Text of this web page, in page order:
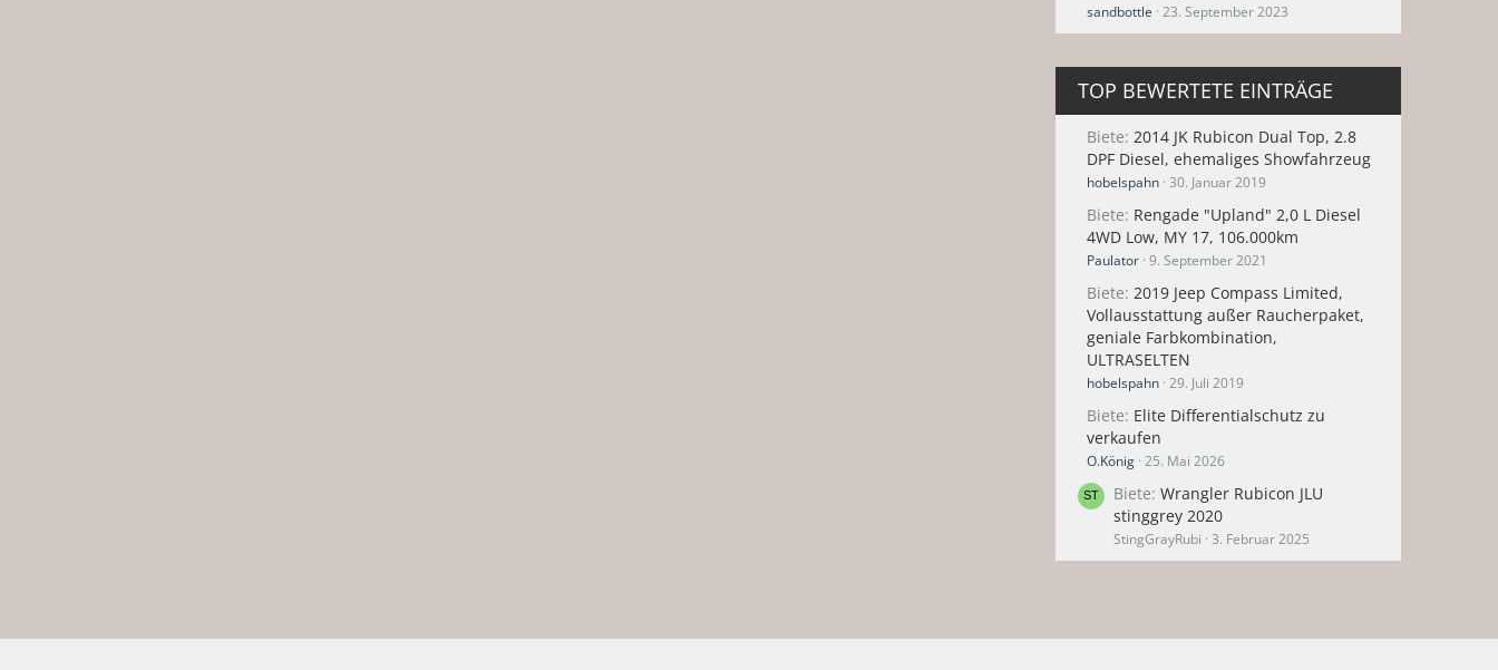
sandbottle 23. September 2023
TOP BEWERTETE EINTRÄGE
Biete 2014 JK Rubicon Dual Top, 2.8
DPF Diesel, ehemaliges Showfahrzeug
hobelspahn 30. Januar 2019
Biete Rengade "Upland" 2,0 L Diesel
4WD Low, MY 17, 106.000km
Paulator 9. September 2021
Biete 2019 Jeep Compass Limited,
Vollausstattung außer Raucherpaket,
geniale Farbkombination,
ULTRASELTEN
hobelspahn 29. Juli 2019
Biete Elite Differentialschutz zu
verkaufen
O.König 25. Mai 2026
Biete Wrangler Rubicon JLU
stinggrey 2020
StingGrayRubi 3. Februar 2025